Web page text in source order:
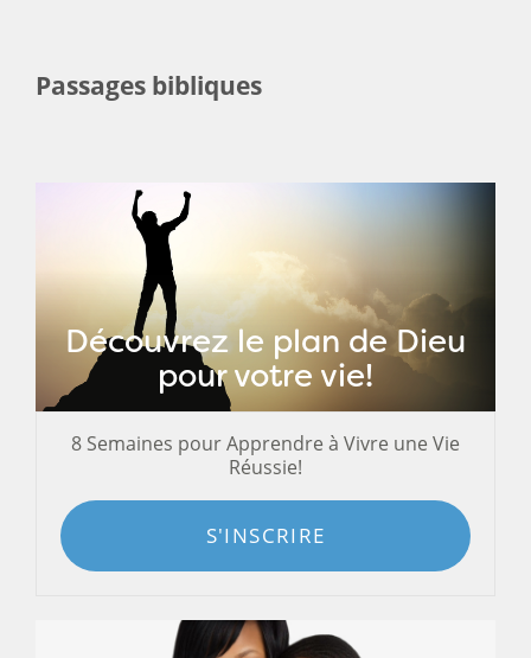
Passages bibliques
Découvrez le plan de Dieu
pour votre vie!
8 Semaines pour Apprendre à Vivre une Vie
Réussie!
S'INSCRIRE